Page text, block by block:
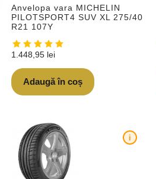
Anvelopa vara MICHELIN
PILOTSPORT4 SUV XL 275/40
R21 107Y
1.448,95 lei
Adaugă în coș
i